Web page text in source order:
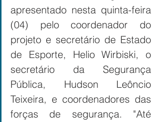
apresentado nesta quinta-feira
(04) pelo coordenador do
projeto e secretário de Estado
de Esporte, Helio Wirbiski, o
secretário da Segurança
Pública, Hudson Leôncio
Teixeira, e coordenadores das
forças de segurança. "Até